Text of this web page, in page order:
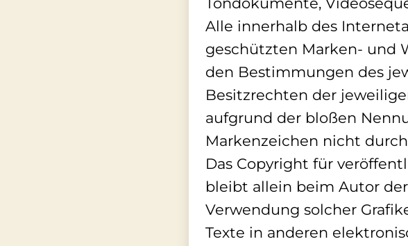
Alle innerhalb des
geschützten Marken- und
den Bestimmungen des
Besitzrechten der
aufgrund der bloßen
Markenzeichen nicht
Das Copyright für
bleibt allein beim Autor
Verwendung solcher
Texte in anderen